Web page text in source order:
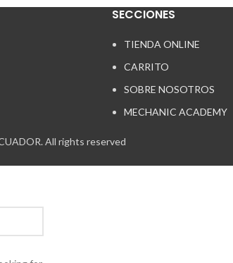
SECCIONES
TIENDA ONLINE
CARRITO
SOBRE NOSOTROS
MECHANIC ACADEMY
All rights reserved